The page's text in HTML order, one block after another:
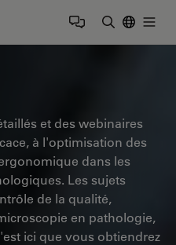
et des webinaires
à l'optimisation des
dans les
Les sujets
de la qualité,
en pathologie,
ici que vous obtiendrez